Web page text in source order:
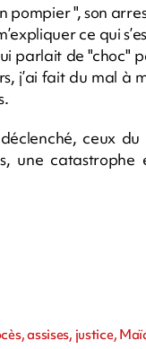
pompier ", son
ce qui
parlait de "choc"
j’ai fait du mal
ceux
une
assises, justice,